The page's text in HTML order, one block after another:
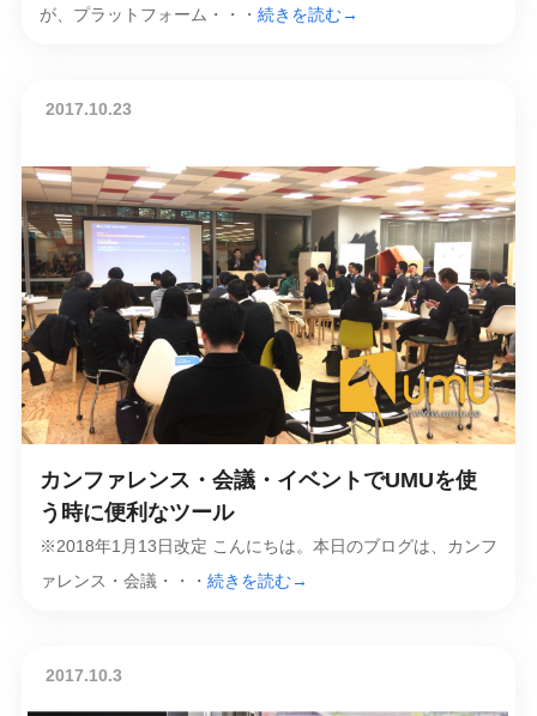
が、プラットフォーム・・・ 続きを読む→
2017.10.23
カンファレンス・会議・イベントでUMUを使
う時に便利なツール
※2018年1月13日改定 こんにちは。本日のブログは、カンフ
ァレンス・会議・・・ 続きを読む→
2017.10.3